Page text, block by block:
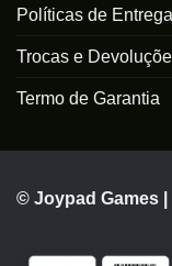
Políticas de Entrega
Trocas e
Termo de Garantia
© Joypad Games |